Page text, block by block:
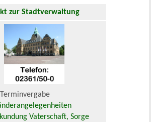
zur Stadtverwaltung
Vaterschaft, Sorge